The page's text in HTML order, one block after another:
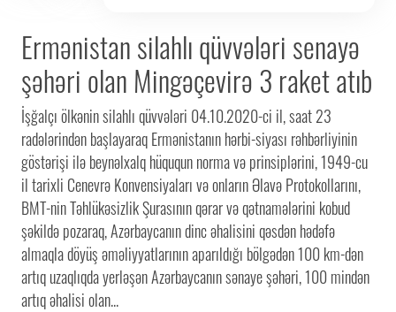
Ermənistan silahlı qüvvələri senayə
şəhəri olan Mingəçevirə 3 raket atıb
İşğalçı ölkənin silahlı qüvvələri 04.10.2020-ci il, saat 23
radələrindən başlayaraq Ermənistanın hərbi-siyası rəhbərliyinin
göstərişi ilə beynəlxalq hüququn norma və prinsiplərini, 1949-cu
il tarixli Cenevrə Konvensiyaları və onların Əlavə Protokollarını,
BMT-nin Təhlükəsizlik Şurasının qərar və qətnamələrini kobud
şəkildə pozaraq, Azərbaycanın dinc əhalisini qəsdən hədəfə
almaqla döyüş əməliyyatlarının aparıldığı bölgədən 100 km-dən
artıq uzaqlıqda yerləşən Azərbaycanın sənaye şəhəri, 100 mindən
artıq əhalisi olan...